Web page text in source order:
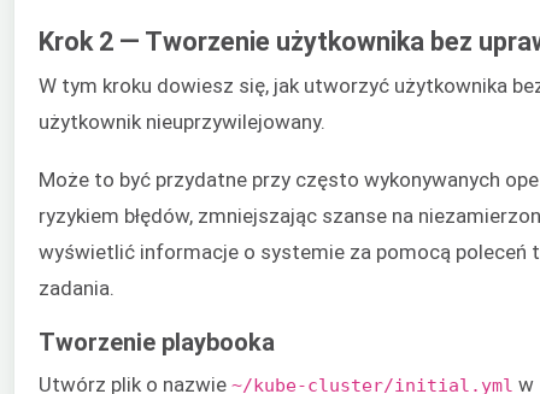
Krok 2 — Tworzenie użytkownika bez
W tym kroku dowiesz się, jak utworzyć użytkownika
użytkownik nieuprzywilejowany.
Może to być przydatne przy często wykonywanych
ryzykiem błędów, zmniejszając szanse na
wyświetlić informacje o systemie za pomocą poleceń
zadania.
Tworzenie playbooka
Utwórz plik o nazwie ~/kube-cluster/initial.yml w